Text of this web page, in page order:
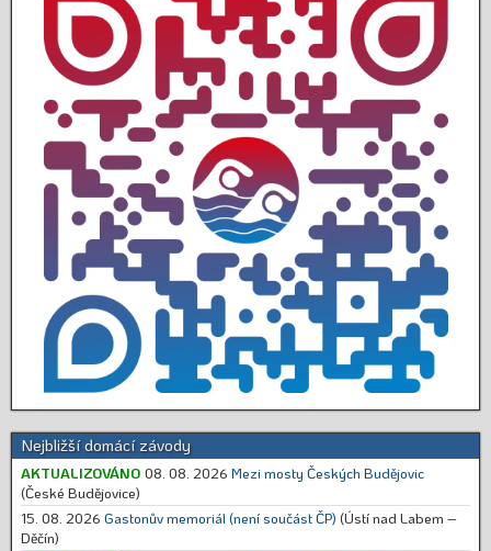
Nejbližší domácí závody
AKTUALIZOVÁNO 08. 08. 2026 Mezi mosty Českých Budějovic
(České Budějovice)
15. 08. 2026 Gastonův memoriál (není součást ČP) (Ústí nad Labem –
Děčín)